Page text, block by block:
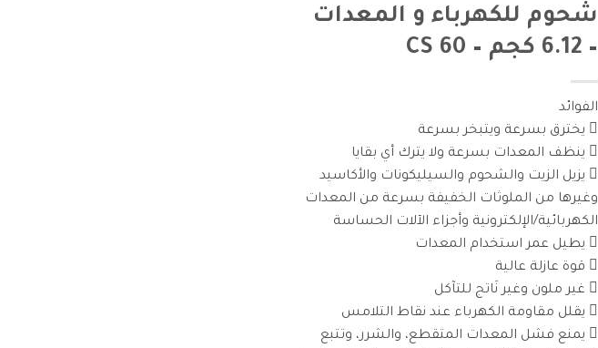
شحوم للكهرباء و المعدات
– 6.12 كجم – CS 60
الفوائد
 يخترق بسرعة ويتبخر بسرعة
 ينظف المعدات بسرعة ولا يترك أي بقايا
 يزيل الزيت والشحوم والسيليكونات والأكاسيد
وغيرها من الملوثات الخفيفة بسرعة من المعدات
الكهربائية/الإلكترونية وأجزاء الآلات الحساسة
 يطيل عمر استخدام المعدات
 قوة عازلة عالية
 غير ملون وغير نَاتج للتآكل
 يقلل مقاومة الكهرباء عند نقاط التلامس
 يمنع فشل المعدات المتقطع، والشرر، وتتبع